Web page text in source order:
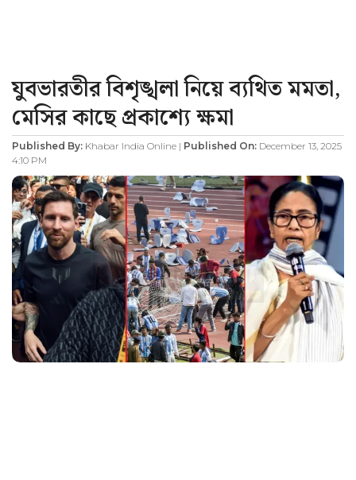
যুবভারতীর বিশৃঙ্খলা নিয়ে ব্যথিত মমতা,
মেসির কাছে প্রকাশ্যে ক্ষমা
Published By: Khabar India Online | Published On: December 13, 2025
4:10 PM